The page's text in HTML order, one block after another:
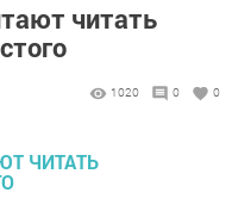
читать
1020 0 0